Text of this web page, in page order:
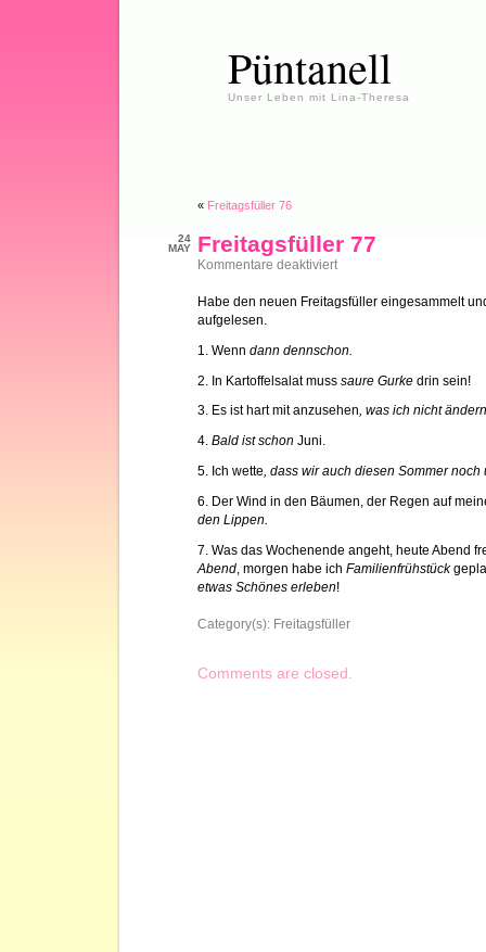
Püntanell
Unser Leben mit Lina-Theresa
« Freitagsfüller 76
24
MAY
Freitagsfüller 77
Kommentare deaktiviertfür
Habe den neuen Freitagsfüller eingesammelt
aufgelesen.
1. Wenn dann dennschon.
2. In Kartoffelsalat muss saure Gurke drin sein!
3. Es ist hart mit anzusehen, was ich nicht
4. Bald ist schon Juni.
5. Ich wette, dass wir auch diesen Sommer
6. Der Wind in den Bäumen, der Regen auf
den Lippen.
7. Was das Wochenende angeht, heute Abend
Abend , morgen habe ich Familienfrühstück
etwas Schönes erleben!
Category(s): Freitagsfüller
Comments are closed.